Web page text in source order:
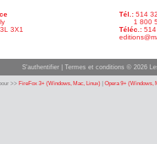
3X1
Tél.: 514
1 800
Téléc.:
S'authentifier Termes et conditions © 2026
>> FireFox 3+ (Windows, Mac, Linux) Opera 9+ (Windows,